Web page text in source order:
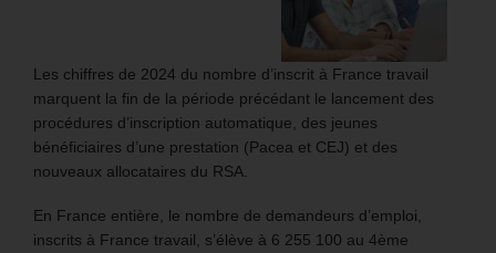
Les chiffres de 2024 du nombre d’inscrit à France travail
marquent la fin de la période précédant le lancement des
procédures d’inscription automatique, des jeunes
bénéficiaires d’une prestation (Pacea et CEJ) et des
nouveaux allocataires du RSA.
En France entière, le nombre de demandeurs d’emploi,
inscrits à France travail, s’élève à 6 255 100 au 4ème